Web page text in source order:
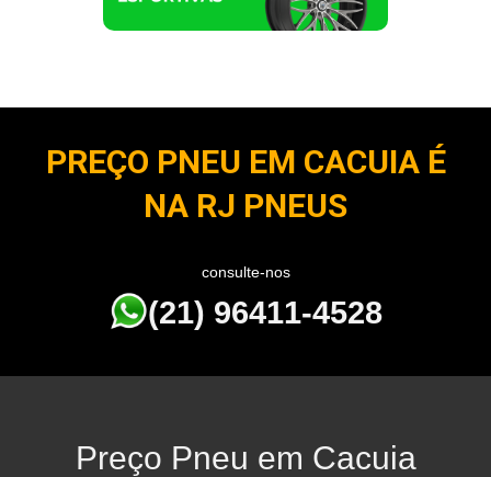
PREÇO PNEU EM CACUIA É
NA RJ PNEUS
consulte-nos
(21) 96411-4528
Preço Pneu em Cacuia